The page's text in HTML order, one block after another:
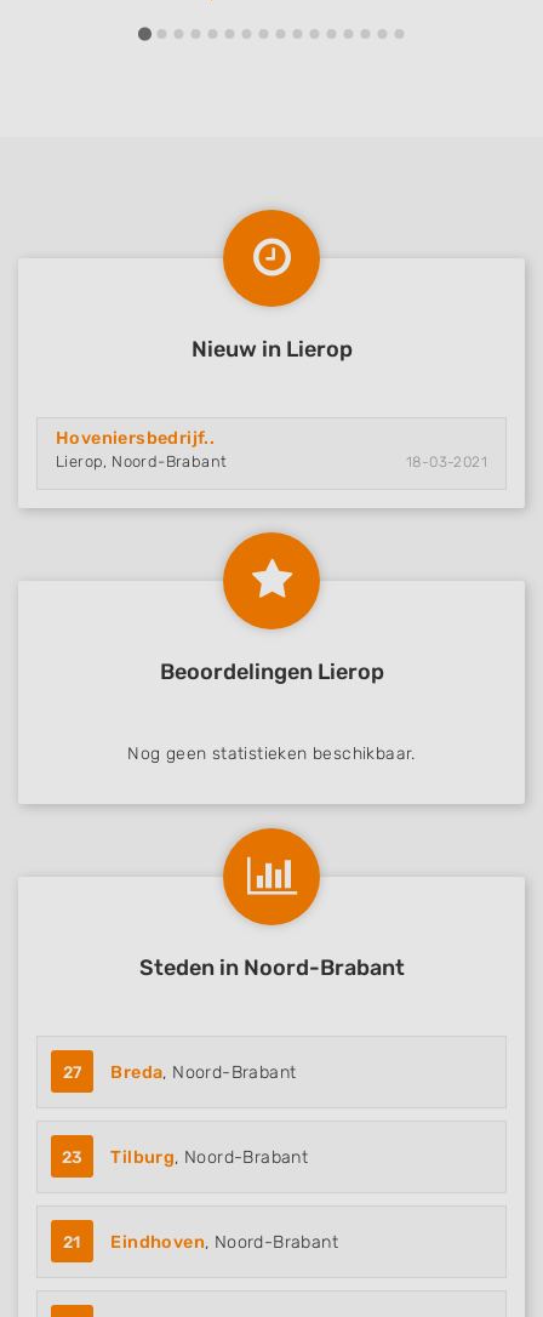
Nieuw in Lierop
Hoveniersbedrijf..
Lierop, Noord-Brabant 18-03-2021
Beoordelingen Lierop
Nog geen statistieken beschikbaar.
Steden in Noord-Brabant
27 Breda, Noord-Brabant
23 Tilburg, Noord-Brabant
21 Eindhoven, Noord-Brabant